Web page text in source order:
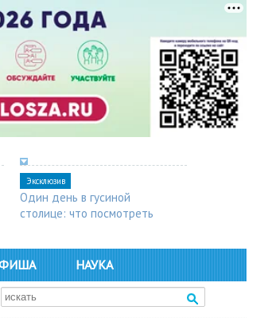
Эксклюзив
Один день в гусиной
столице: что посмотреть
НАУКА